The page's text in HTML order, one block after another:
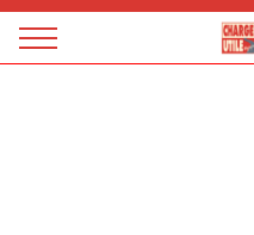
Magazine
Panneau de gestion des